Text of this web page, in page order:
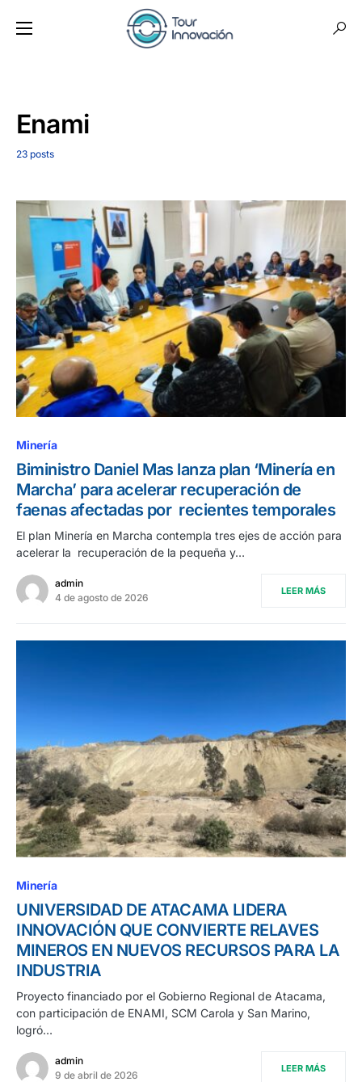
Enami
23 posts
Minería
Biministro Daniel Mas lanza plan ‘Minería en
Marcha’ para acelerar recuperación de
faenas afectadas por recientes temporales
El plan Minería en Marcha contempla tres ejes de acción para
acelerar la recuperación de la pequeña y…
admin
4 de agosto de 2026
LEER MÁS
Minería
UNIVERSIDAD DE ATACAMA LIDERA
INNOVACIÓN QUE CONVIERTE RELAVES
MINEROS EN NUEVOS RECURSOS PARA LA
INDUSTRIA
Proyecto financiado por el Gobierno Regional de Atacama,
con participación de ENAMI, SCM Carola y San Marino,
logró…
admin
9 de abril de 2026
LEER MÁS